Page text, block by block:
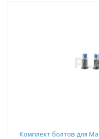
Комплект болтов для